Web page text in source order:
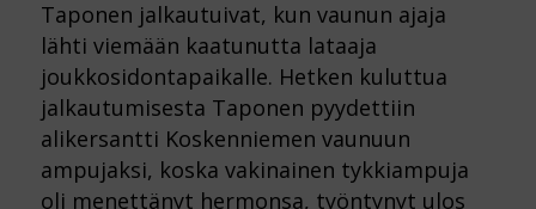
Taponen jalkautuivat, kun vaunun ajaja
lähti viemään kaatunutta lataaja
joukkosidontapaikalle. Hetken kuluttua
jalkautumisesta Taponen pyydettiin
alikersantti Koskenniemen vaunuun
ampujaksi, koska vakinainen tykkiampuja
oli menettänyt hermonsa, työntynyt ulos